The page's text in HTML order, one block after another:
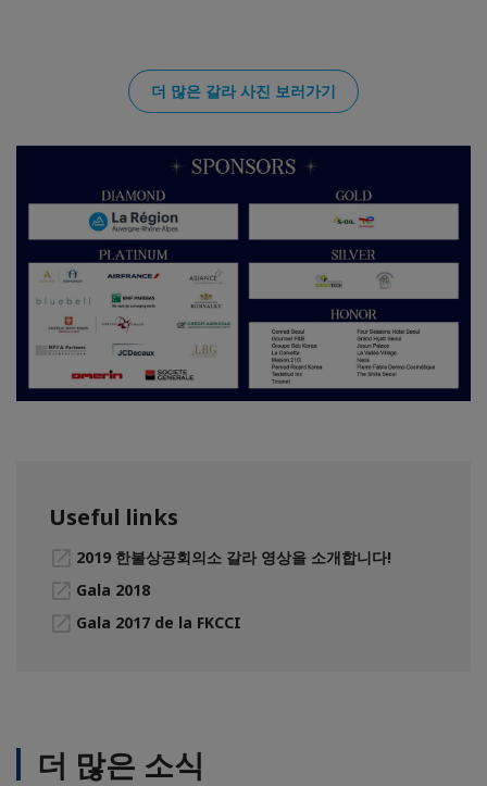
더 많은 갈라 사진 보러가기
Useful links
2019 한불상공회의소 갈라 영상을 소개합니다!
Gala 2018
Gala 2017 de la FKCCI
더 많은 소식